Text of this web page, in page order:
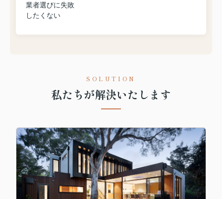
業者選びに失敗
したくない
SOLUTION
私たちが解決いたします